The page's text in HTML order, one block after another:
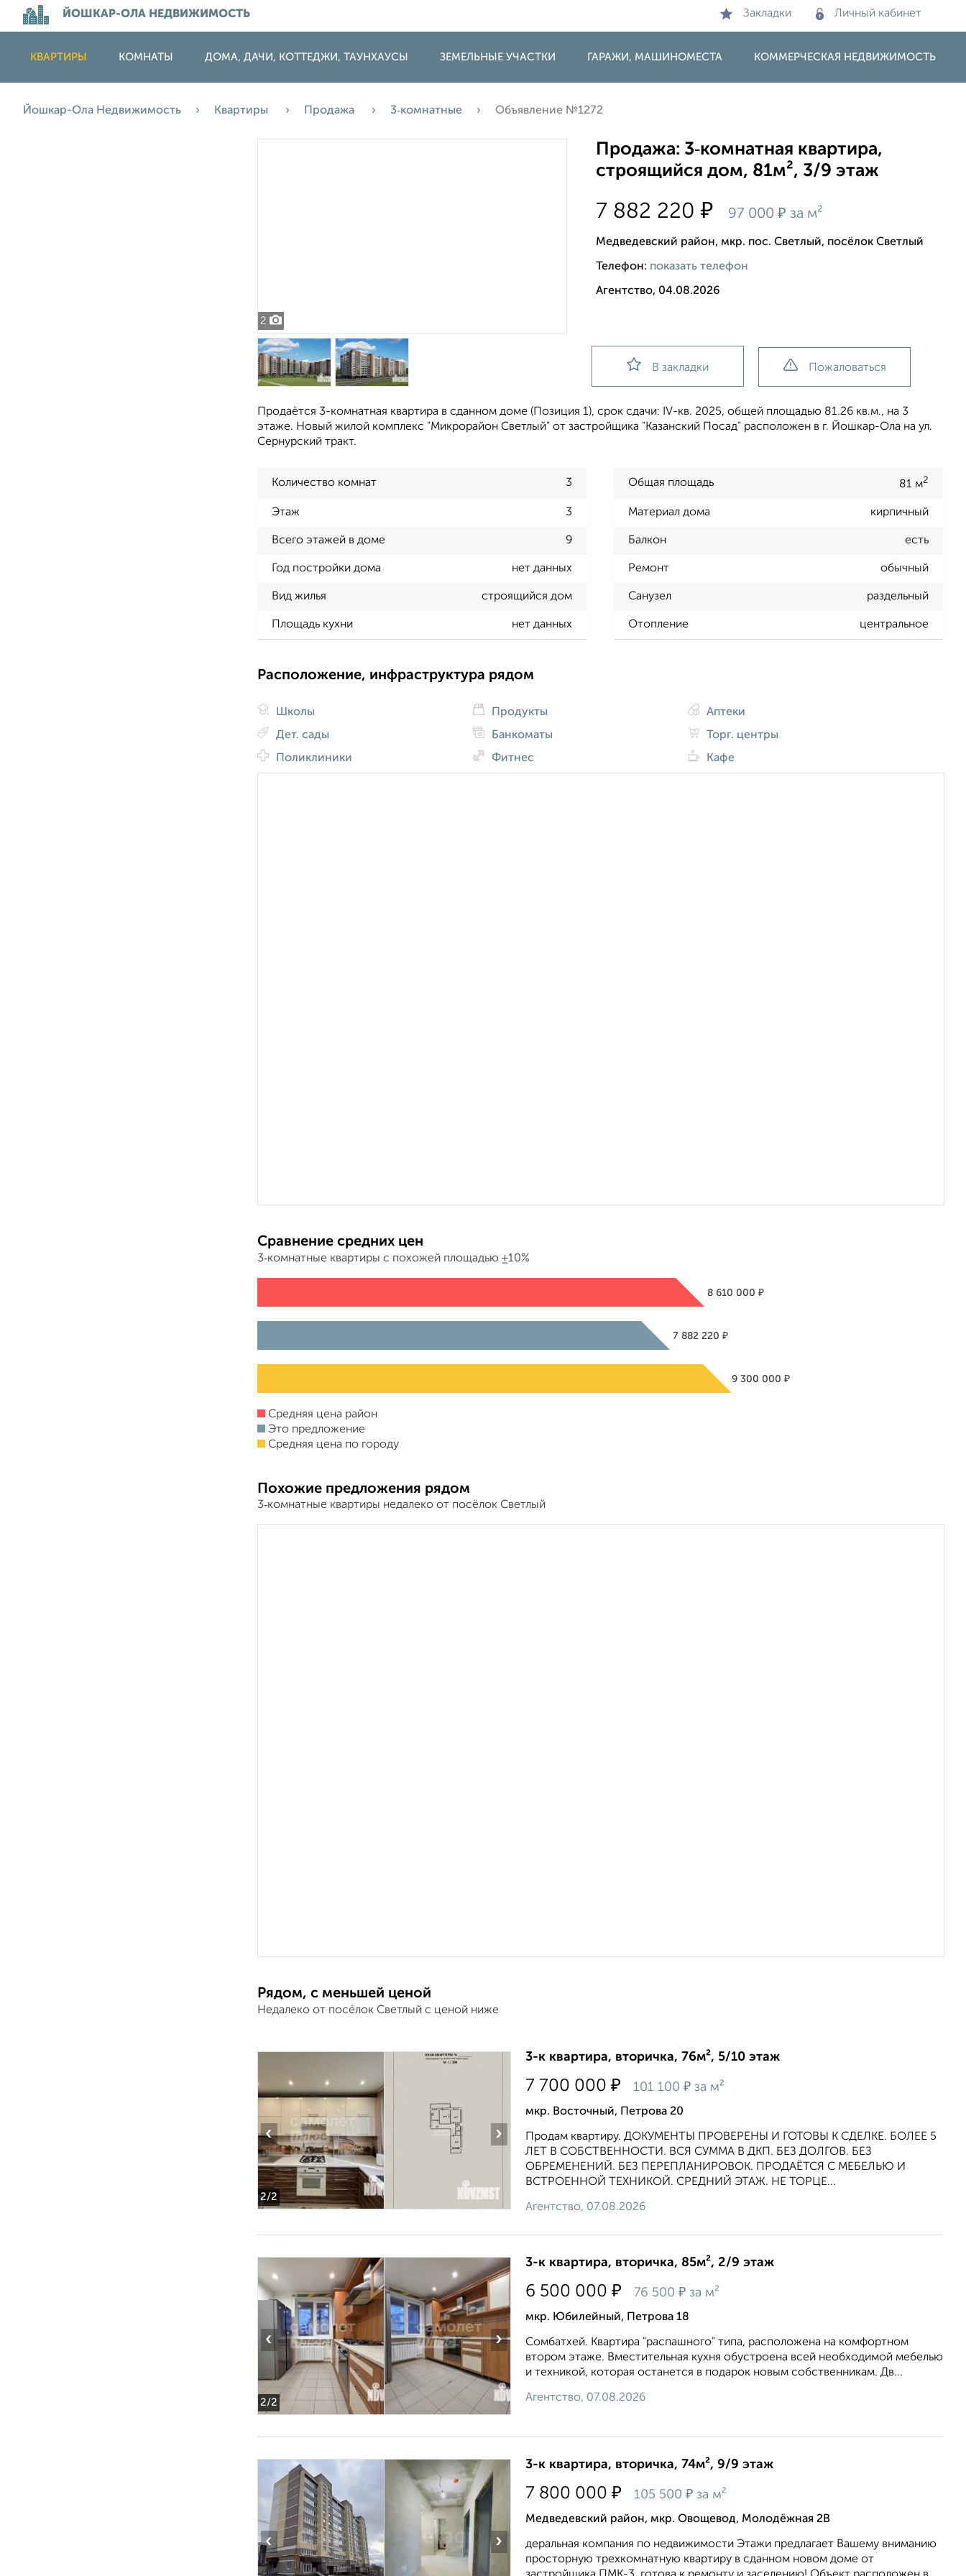
ЙОШКАР-ОЛА НЕДВИЖИМОСТЬ Закладки Личный кабинет
КВАРТИРЫ КОМНАТЫ ДОМА, ДАЧИ, КОТТЕДЖИ, ТАУНХАУСЫ ЗЕМЕЛЬНЫЕ УЧАСТКИ ГАРАЖИ, МАШИНОМЕСТА КОММЕРЧЕСКАЯ НЕДВИЖИМОСТЬ
Йошкар-Ола Недвижимость Квартиры Продажа 3‑комнатные Объявление №1272
2
Продажа: 3‑комнатная квартира,
строящийся дом, 81м², 3/9 этаж
7 882 220₽ 97 000₽ за м²
Медведевский район, мкр. пос. Светлый, посёлок Светлый
Телефон: показать телефон
Агентство, 04.08.2026
В закладки Пожаловаться
Продаётся 3-комнатная квартира в сданном доме (Позиция 1), срок сдачи: IV-кв. 2025, общей площадью 81.26 кв.м., на 3
этаже. Новый жилой комплекс "Микрорайон Светлый" от застройщика "Казанский Посад" расположен в г. Йошкар-Ола на ул.
Сернурский тракт.
Количество комнат 3 Общая площадь 81 м2
Этаж 3 Материал дома кирпичный
Всего этажей в доме 9 Балкон есть
Год постройки дома нет данных Ремонт обычный
Вид жилья строящийся дом Санузел раздельный
Площадь кухни нет данных Отопление центральное
Расположение, инфраструктура рядом
Школы
Дет. сады
Поликлиники
Продукты
Банкоматы
Фитнес
Аптеки
Торг. центры
Кафе
Сравнение средних цен
3‑комнатные квартиры с похожей площадью ±10%
8 610 000 ₽
7 882 220₽
9 300 000₽
Средняя цена район
Это предложение
Средняя цена по городу
Похожие предложения рядом
3‑комнатные квартиры недалеко от посёлок Светлый
Рядом, с меньшей ценой
Недалеко от посёлок Светлый с ценой ниже
2/2
‹ ›
3-к квартира, вторичка, 76м², 5/10 этаж
7 700 000 ₽ 101 100 ₽ за м²
мкр. Восточный, Петрова 20
Продам квартиру. ДОКУМЕНТЫ ПРОВЕРЕНЫ И ГОТОВЫ К СДЕЛКЕ. БОЛЕЕ 5
ЛЕТ В СОБСТВЕННОСТИ. ВСЯ СУММА В ДКП. БЕЗ ДОЛГОВ. БЕЗ
ОБРЕМЕНЕНИЙ. БЕЗ ПЕРЕПЛАНИРОВОК. ПРОДАЁТСЯ С МЕБЕЛЬЮ И
ВСТРОЕННОЙ ТЕХНИКОЙ. СРЕДНИЙ ЭТАЖ. НЕ ТОРЦЕ...
Агентство, 07.08.2026
2/2
‹ ›
3-к квартира, вторичка, 85м², 2/9 этаж
6 500 000 ₽ 76 500 ₽ за м²
мкр. Юбилейный, Петрова 18
Сомбатхей. Квартира "распашного" типа, расположена на комфортном
втором этаже. Вместительная кухня обустроена всей необходимой мебелью
и техникой, которая останется в подарок новым собственникам. Дв...
Агентство, 07.08.2026
‹ ›
3-к квартира, вторичка, 74м², 9/9 этаж
7 800 000 ₽ 105 500 ₽ за м²
Медведевский район, мкр. Овощевод, Молодёжная 2В
деральная компания по недвижимости Этажи предлагает Вашему вниманию
просторную трехкомнатную квартиру в сданном новом доме от